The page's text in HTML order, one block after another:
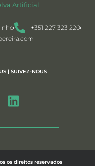
Artificial
+351 227 323 220
| SUIVEZ-NOUS
os direitos reservados